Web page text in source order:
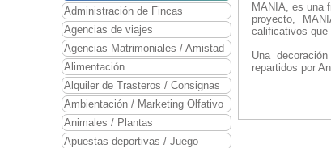
Administración de Fincas
Agencias de viajes
Agencias Matrimoniales / Amistad
Alimentación
Alquiler de Trasteros / Consignas
Ambientación / Marketing Olfativo
Animales / Plantas
Apuestas deportivas / Juego
MANIA, es una
proyecto,
calificativos que
Una
repartidos por